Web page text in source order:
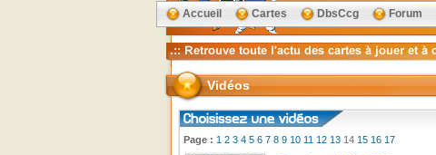
Accueil Cartes DbsCcg Forum
Vidéos
Page : 1 2 3 4 5 6 7 8 9 10 11 12 13 14 15 16 17